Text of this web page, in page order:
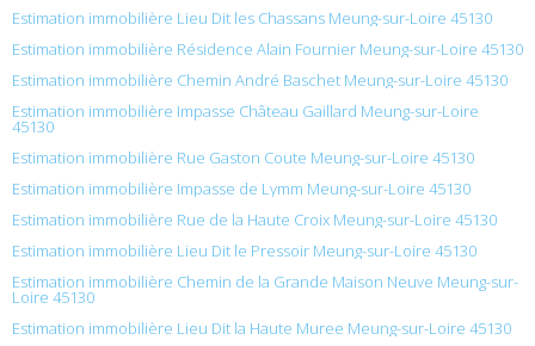
Estimation immobilière Lieu Dit les Chassans Meung-sur-Loire 45130
Estimation immobilière Résidence Alain Fournier Meung-sur-Loire 45130
Estimation immobilière Chemin André Baschet Meung-sur-Loire 45130
Estimation immobilière Impasse Château Gaillard Meung-sur-Loire
45130
Estimation immobilière Rue Gaston Coute Meung-sur-Loire 45130
Estimation immobilière Impasse de Lymm Meung-sur-Loire 45130
Estimation immobilière Rue de la Haute Croix Meung-sur-Loire 45130
Estimation immobilière Lieu Dit le Pressoir Meung-sur-Loire 45130
Estimation immobilière Chemin de la Grande Maison Neuve Meung-sur-
Loire 45130
Estimation immobilière Lieu Dit la Haute Muree Meung-sur-Loire 45130